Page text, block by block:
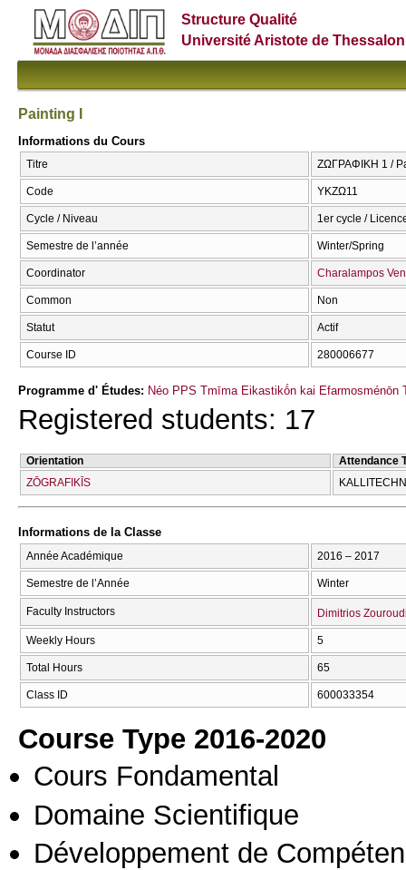
Structure Qualité
Université Aristote de
Painting I
Informations du Cours
Titre ΖΩΓΡΑΦΙΚΗ 1 /
Code ΥΚΖΩ11
Cycle / Niveau 1er cycle /
Semestre de l’année Winter/Spring
Coordinator Charalampos
Common Non
Statut Actif
Course ID 280006677
Programme d' Études: Néo PPS Tmīma Eikastikṓn kai Efarmosménōn
Registered students: 17
Orientation
Attendance
ZŌGRAFIKĪS
Informations de la Classe
Année Académique 2016 – 2017
Semestre de l’Année Winter
Faculty Instructors Dimitrios
Weekly Hours 5
Total Hours 65
Class ID 600033354
Course Type 2016-2020
Cours Fondamental
Domaine Scientifique
Développement de